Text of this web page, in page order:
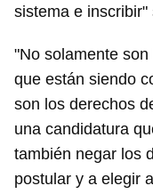
sistema e inscribir"
"No solamente
que están siendo
son los derechos
una candidatura
también negar los
postular y a elegir